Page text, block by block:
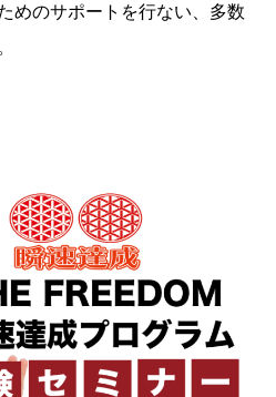
めのサポートを行ない、多数